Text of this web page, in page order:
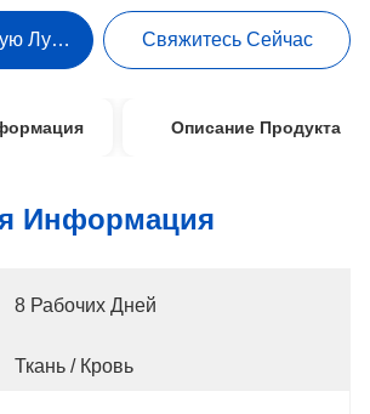
Лучшую ЦенуСвяжитесь Сейчас
Описание Продукта
Информация
8 Рабочих Дней
Ткань / Кровь